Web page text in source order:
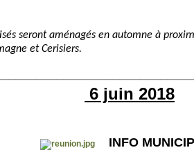
seront aménagés en automne à
et Cerisiers.
6 juin 2018
INFO